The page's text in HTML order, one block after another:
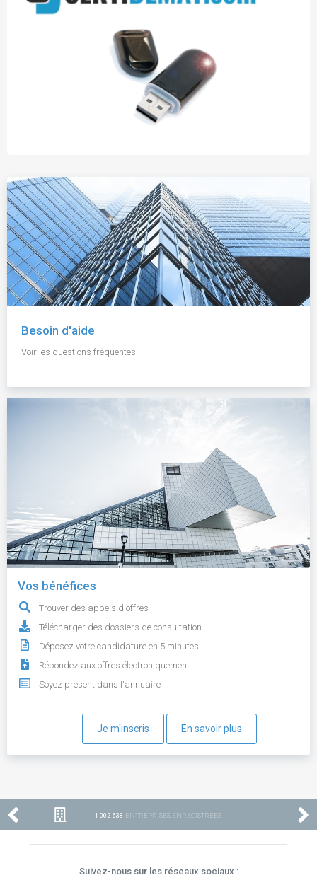
Besoin d'aide
Voir les questions fréquentes.
Vos bénéfices
Trouver des appels d'offres
Télécharger des dossiers de consultation
Déposez votre candidature en 5 minutes
Répondez aux offres électroniquement
Soyez présent dans l'annuaire
Je m'inscris En savoir plus
1 002 633 ENTREPRISES ENREGISTRÉES
Suivez-nous sur les réseaux sociaux :